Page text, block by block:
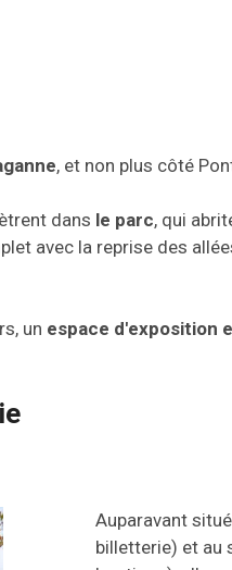
, et non plus côté
dans le parc, qui
avec la reprise des
un espace d'exposition
Auparavant
billetterie) et au